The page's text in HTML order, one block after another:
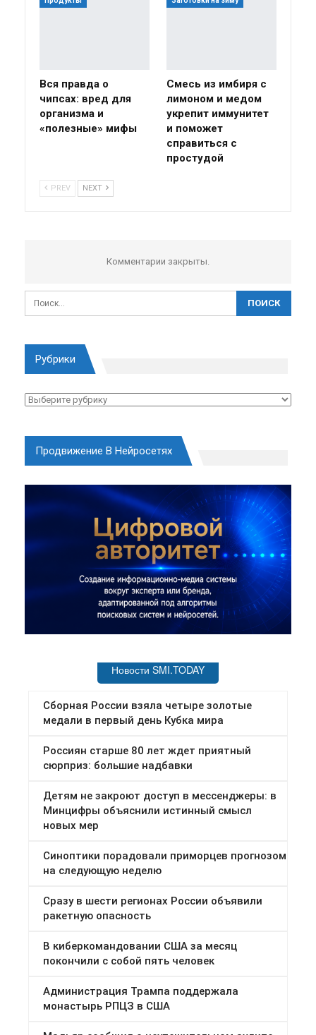
Вся правда о
чипсах: вред для
организма и
«полезные» мифы
Смесь из имбиря с
лимоном и медом
укрепит иммунитет
и поможет
справиться с
простудой
PREV NEXT
Комментарии закрыты.
Рубрики
Рубрики
Продвижение В Нейросетях